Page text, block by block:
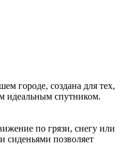
городе, создана для тех,
идеальным спутником.
по грязи, снегу или
сиденьями позволяет